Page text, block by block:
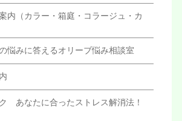
内（カラー・箱庭・コラージュ・カ
悩みに答えるオリーブ悩み相談室
あなたに合ったストレス解消法！